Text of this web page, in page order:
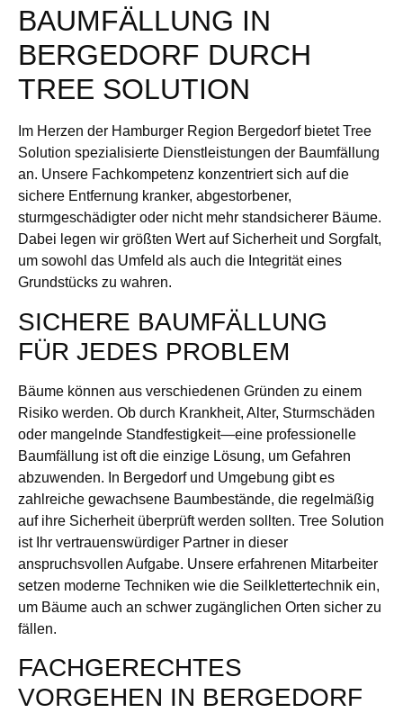
BAUMFÄLLUNG IN
BERGEDORF DURCH
TREE SOLUTION
Im Herzen der Hamburger Region Bergedorf bietet Tree
Solution spezialisierte Dienstleistungen der Baumfällung
an. Unsere Fachkompetenz konzentriert sich auf die
sichere Entfernung kranker, abgestorbener,
sturmgeschädigter oder nicht mehr standsicherer Bäume.
Dabei legen wir größten Wert auf Sicherheit und Sorgfalt,
um sowohl das Umfeld als auch die Integrität eines
Grundstücks zu wahren.
SICHERE BAUMFÄLLUNG
FÜR JEDES PROBLEM
Bäume können aus verschiedenen Gründen zu einem
Risiko werden. Ob durch Krankheit, Alter, Sturmschäden
oder mangelnde Standfestigkeit—eine professionelle
Baumfällung ist oft die einzige Lösung, um Gefahren
abzuwenden. In Bergedorf und Umgebung gibt es
zahlreiche gewachsene Baumbestände, die regelmäßig
auf ihre Sicherheit überprüft werden sollten. Tree Solution
ist Ihr vertrauenswürdiger Partner in dieser
anspruchsvollen Aufgabe. Unsere erfahrenen Mitarbeiter
setzen moderne Techniken wie die Seilklettertechnik ein,
um Bäume auch an schwer zugänglichen Orten sicher zu
fällen.
FACHGERECHTES
VORGEHEN IN BERGEDORF